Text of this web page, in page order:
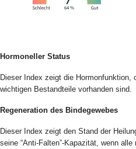
Hormoneller Status
Dieser Index zeigt die Hormonfunktion,
wichtigen Bestandteile vorhanden sind.
Regeneration des Bindegewebes
Dieser Index zeigt den Stand der
seine “Anti-Falten”-Kapazität, wenn